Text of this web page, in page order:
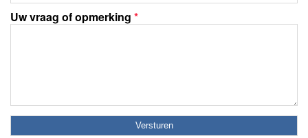
Uw vraag of opmerking *